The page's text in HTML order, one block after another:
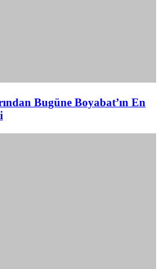
Bugüne Boyabat’ın En